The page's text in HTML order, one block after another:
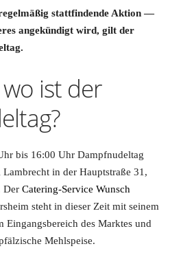
stattfindende Aktion —
angekündigt wird, gilt der
ist der
bis 16:00 Uhr Dampfnudeltag
in der Hauptstraße 31,
Der Catering-Service Wunsch
steht in dieser Zeit mit seinem
des Marktes und
Mehlspeise.